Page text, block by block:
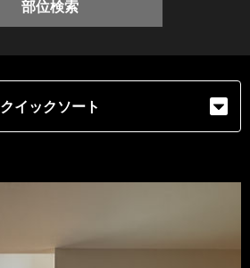
部位検索
クイックソート